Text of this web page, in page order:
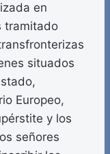
en
tramitado
situados
Europeo,
y los
señores